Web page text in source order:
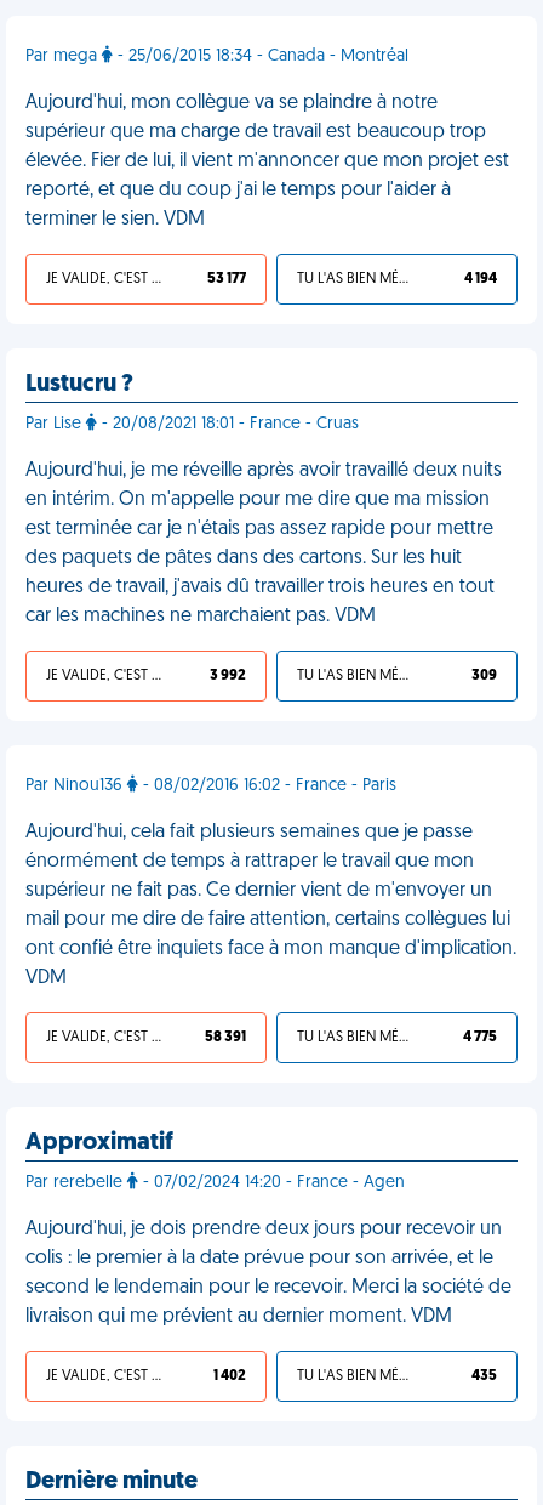
Par mega - 25/06/2015 18:34 - Canada - Montréal
Aujourd'hui, mon collègue va se plaindre à notre
supérieur que ma charge de travail est beaucoup trop
élevée. Fier de lui, il vient m'annoncer que mon projet est
reporté, et que du coup j'ai le temps pour l'aider à
terminer le sien. VDM
JE VALIDE, C'EST UNE VDM 53 177 TU L'AS BIEN MÉRITÉ 4 194
Lustucru ?
Par Lise - 20/08/2021 18:01 - France - Cruas
Aujourd'hui, je me réveille après avoir travaillé deux nuits
en intérim. On m'appelle pour me dire que ma mission
est terminée car je n'étais pas assez rapide pour mettre
des paquets de pâtes dans des cartons. Sur les huit
heures de travail, j'avais dû travailler trois heures en tout
car les machines ne marchaient pas. VDM
JE VALIDE, C'EST UNE VDM 3 992 TU L'AS BIEN MÉRITÉ 309
Par Ninou136 - 08/02/2016 16:02 - France - Paris
Aujourd'hui, cela fait plusieurs semaines que je passe
énormément de temps à rattraper le travail que mon
supérieur ne fait pas. Ce dernier vient de m'envoyer un
mail pour me dire de faire attention, certains collègues lui
ont confié être inquiets face à mon manque d'implication.
VDM
JE VALIDE, C'EST UNE VDM 58 391 TU L'AS BIEN MÉRITÉ 4 775
Approximatif
Par rerebelle - 07/02/2024 14:20 - France - Agen
Aujourd'hui, je dois prendre deux jours pour recevoir un
colis : le premier à la date prévue pour son arrivée, et le
second le lendemain pour le recevoir. Merci la société de
livraison qui me prévient au dernier moment. VDM
JE VALIDE, C'EST UNE VDM 1 402 TU L'AS BIEN MÉRITÉ 435
Dernière minute